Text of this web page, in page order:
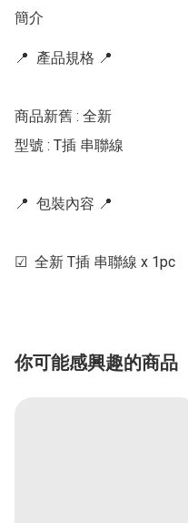
簡介
📍  產品規格 📍
商品新舊 : 全新
型號 : T插 串聯線
📍  包裝內容 📍
☑  全新 T插 串聯線 x 1pc
你可能感興趣的商品